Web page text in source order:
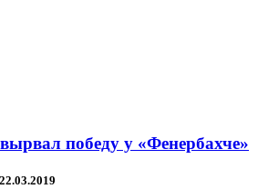
победу у «Фенербахче»